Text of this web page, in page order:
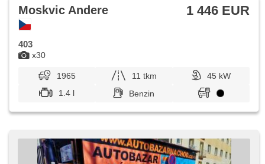
x30
Moskvic Andere 1 446 EUR
403
1965 11 tkm
45 kW
1.4 l
Benzin